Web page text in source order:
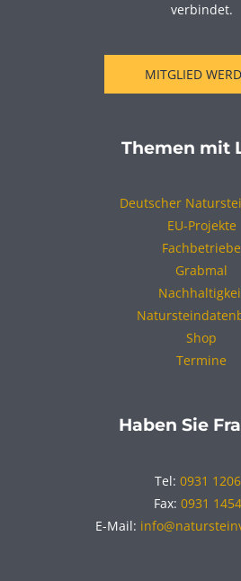
verbindet.
MITGLIED
Themen mit
Deutscher
EU-Projekte
Fachbetriebe
Grabmal
Shop
Termine
Haben Sie
Tel: 0931
Fax: 0931
E-Mail: